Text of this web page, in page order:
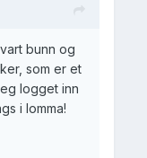
bunn og
som er et
logget inn
i lomma!